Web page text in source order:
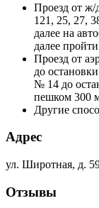
Проезд от ж/
121, 25, 27,
далее на
далее
Проезд от
до
№ 14 до
пешком 300
Другие
Адрес
ул. Широтная, д.
Отзывы